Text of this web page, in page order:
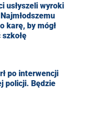
usłyszeli wyroki
karę, by mógł
po interwencji
policji. Będzie